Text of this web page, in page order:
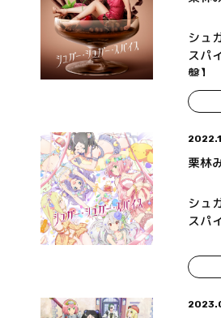
シュ
スパ
盤】
栗林
シュ
スパ